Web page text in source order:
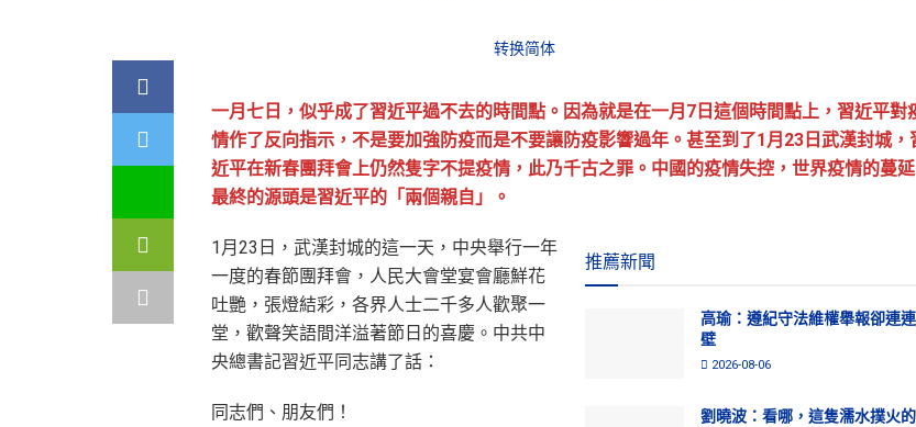
转换简体
一月七日，似乎成了習近平過不去的時間點。因為就是在一月7日這個時間點上，習近平對
情作了反向指示，不是要加強防疫而是不要讓防疫影響過年。甚至到了1月23日武漢封城，
近平在新春團拜會上仍然隻字不提疫情，此乃千古之罪。中國的疫情失控，世界疫情的蔓延
最終的源頭是習近平的「兩個親自」。
推薦新聞
高瑜：遵紀守法維權舉報卻連
壁
2026-08-06
劉曉波：看哪，這隻濡水撲火
1月23日，武漢封城的這一天，中央舉行一年
一度的春節團拜會，人民大會堂宴會廳鮮花
吐艷，張燈結彩，各界人士二千多人歡聚一
堂，歡聲笑語間洋溢著節日的喜慶。中共中
央總書記習近平同志講了話：
同志們、朋友們！